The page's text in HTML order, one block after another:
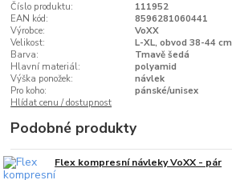
Číslo produktu:
111952
EAN kód:
8596281060441
Výrobce:
VoXX
Velikost:
L-XL, obvod 38-44 cm
Barva:
Tmavě šedá
Hlavní materiál:
polyamid
Výška ponožek:
návlek
Pro koho:
pánské/unisex
Hlídat cenu / dostupnost
Podobné produkty
Flex kompresní návleky VoXX - pár